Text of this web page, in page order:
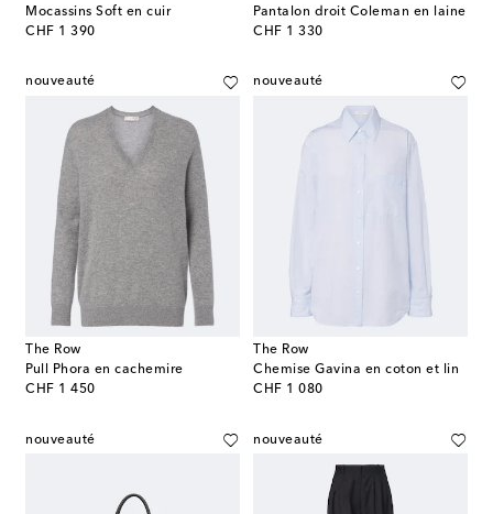
Mocassins Soft en cuir
CHF 1 390
original price
Pantalon droit Coleman en laine
CHF 1 330
original price
nouveauté
The Row
Pull Phora en cachemire
CHF 1 450
original price
nouveauté
The Row
Chemise Gavina en coton et lin
CHF 1 080
original price
nouveauté nouveauté